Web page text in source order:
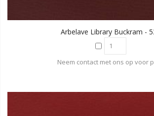
Arbelave Library Buckram -
Neem contact met ons op voor